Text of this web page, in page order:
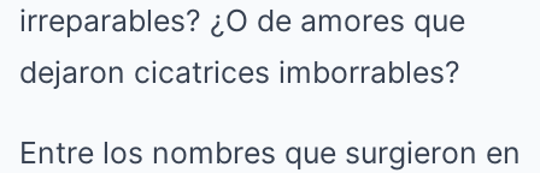
irreparables? ¿O de amores que
dejaron cicatrices imborrables?
Entre los nombres que surgieron en